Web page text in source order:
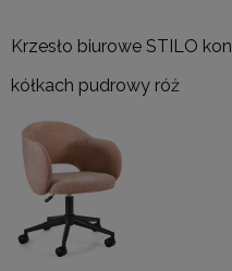
Krzesło biurowe STILO
kółkach pudrowy róż